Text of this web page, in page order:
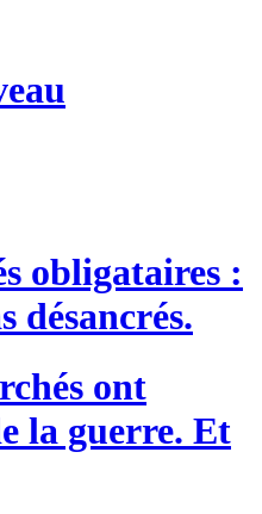
obligataires :
désancrés.
ont
la guerre. Et